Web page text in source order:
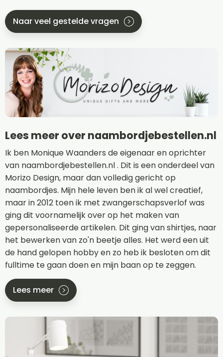
Naar veel gestelde vragen
Lees meer over naambordjebestellen.nl
Ik ben Monique Waanders de eigenaar en oprichter
van naambordjebestellen.nl . Dit is een onderdeel van
Morizo Design, maar dan volledig gericht op
naambordjes. Mijn hele leven ben ik al wel creatief,
maar in 2012 toen ik met zwangerschapsverlof was
ging dit voornamelijk over op het maken van
gepersonaliseerde artikelen. Dit ging van shirtjes, naar
het bewerken van zo'n beetje alles. Het werd een uit
de hand gelopen hobby en zo heb ik besloten om dit
fulltime te gaan doen en mijn baan op te zeggen.
Lees meer